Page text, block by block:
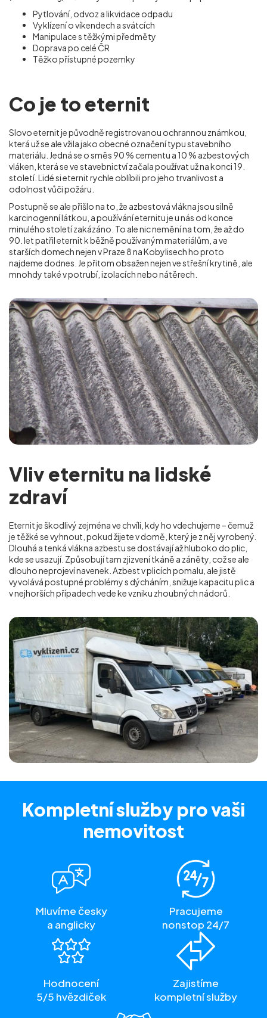
Pytlování, odvoz a likvidace odpadu
Vyklízení o víkendech a svátcích
Manipulace s těžkými předměty
Doprava po celé ČR
Těžko přístupné pozemky
Co je to eternit
Slovo eternit je původně registrovanou ochrannou známkou,
která už se ale vžila jako obecné označení typu stavebního
materiálu. Jedná se o směs 90 % cementu a 10 % azbestových
vláken, která se ve stavebnictví začala používat už na konci 19.
století. Lidé si eternit rychle oblíbili pro jeho trvanlivost a
odolnost vůči požáru.
Postupně se ale přišlo na to, že azbestová vlákna jsou silně
karcinogenní látkou, a používání eternitu je u nás od konce
minulého století zakázáno. To ale nic nemění na tom, že až do
90. let patřil eternit k běžně používaným materiálům, a ve
starších domech nejen v Praze 8 na Kobylisech ho proto
najdeme dodnes. Je přitom obsažen nejen ve střešní krytině, ale
mnohdy také v potrubí, izolacích nebo nátěrech.
Vliv eternitu na lidské
zdraví
Eternit je škodlivý zejména ve chvíli, kdy ho vdechujeme – čemuž
je těžké se vyhnout, pokud žijete v domě, který je z něj vyrobený.
Dlouhá a tenká vlákna azbestu se dostávají až hluboko do plic,
kde se usazují. Způsobují tam zjizvení tkáně a záněty, což se ale
dlouho neprojeví navenek. Azbest v plicích pomalu, ale jistě
vyvolává postupné problémy s dýcháním, snižuje kapacitu plic a
v nejhorších případech vede ke vzniku zhoubných nádorů.
Kompletní služby pro vaši
nemovitost
Mluvíme česky
a anglicky
Pracujeme
nonstop 24/7
Hodnocení
5/5 hvězdiček
Zajistíme
kompletní služby